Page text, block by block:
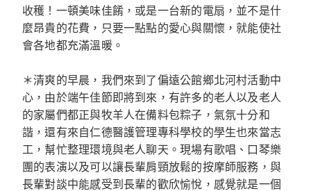
收穫！一頓美味佳餚，或是一台新的電扇，並不是什
麼昂貴的花費，只要一點點的愛心與關懷，就能使社
會各地都充滿溫暖。
＊清爽的早晨，我們來到了偏遠公館鄉北河村活動中
心，由於端午佳節即將到來，有許多的老人以及老人
的家屬們都正與牧羊人在備料包粽子，氣氛十分和
諧，還有來自仁德醫護管理專科學校的學生也來當志
工，幫忙整理環境與老人聊天。現場有歌唱、口琴樂
團的表演以及可以讓長輩肩頸放鬆的按摩師服務，與
長輩對談中能感受到長輩的歡欣愉悅，感覺就是一個